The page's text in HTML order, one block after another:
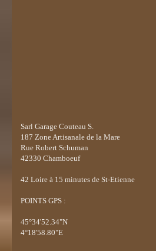
Sarl Garage Couteau S.
187 Zone Artisanale de la Mare
Rue Robert Schuman
42330 Chamboeuf
42 Loire à 15 minutes de St-Etienne
POINTS GPS :
45°34'52.34"N
4°18'58.80"E